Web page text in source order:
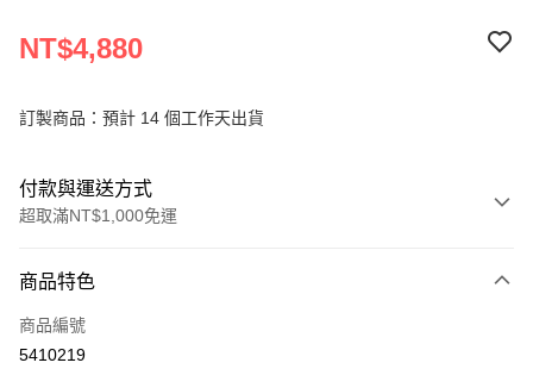
NT$4,880
訂製商品：預計 14 個工作天出貨
付款與運送方式
超取滿NT$1,000免運
信用卡一次付款
信用卡分期付款
商品特色
商品編號
5410219